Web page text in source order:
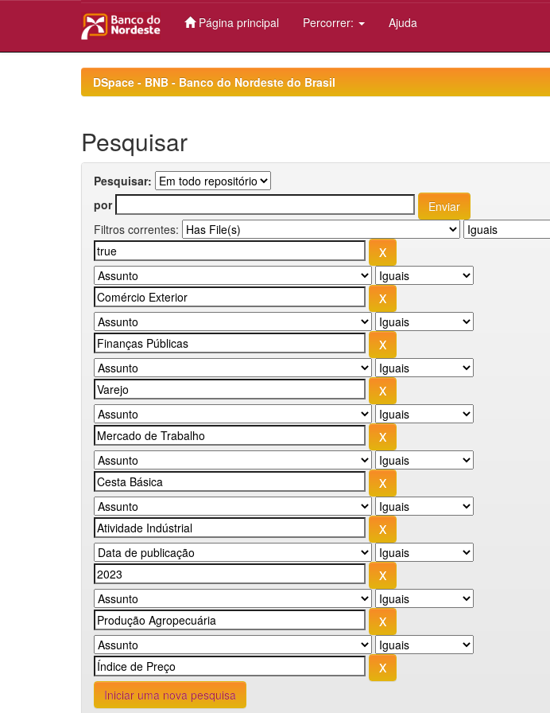
Página principal Percorrer: Ajuda
DSpace - BNB - Banco do Nordeste do Brasil
Pesquisar
Pesquisar:
por
Filtros correntes:
Iniciar uma nova pesquisa